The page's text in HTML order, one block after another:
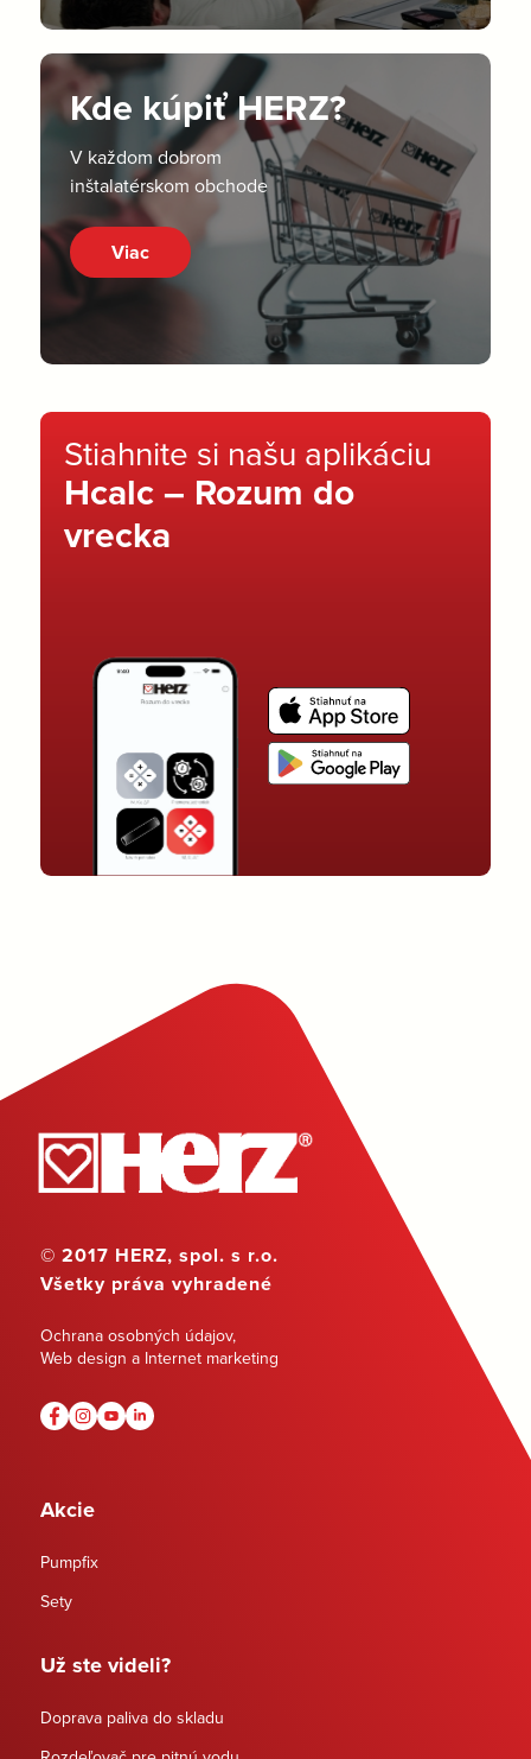
Kde kúpiť HERZ?
V každom dobrom
inštalatérskom obchode
Viac
Stiahnite si našu aplikáciu
Hcalc – Rozum do
vrecka
© 2017 HERZ, spol. s r.o.
Všetky práva vyhradené
Ochrana osobných údajov,
Web design a Internet marketing
Akcie
Pumpfix
Sety
Už ste videli?
Doprava paliva do skladu